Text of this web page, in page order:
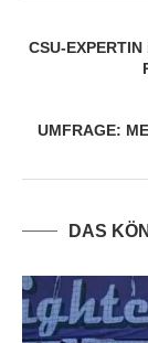
CSU-
UMFRAGE:
DAS